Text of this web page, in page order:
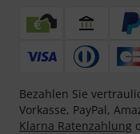
Bezahlen Sie
Vorkasse, PayPal,
Klarna Ratenzahlung